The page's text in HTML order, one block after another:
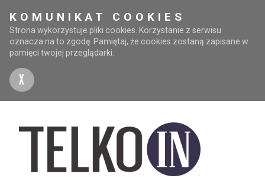
KOMUNIKAT COOKIES
Strona wykorzystuje pliki cookies. Korzystanie z serwisu
oznacza na to zgodę. Pamiętaj, że cookies zostaną zapisane w
pamięci twojej przeglądarki.
X